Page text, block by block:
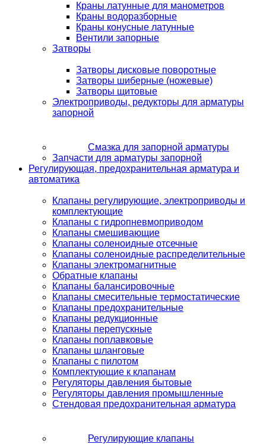
Краны латунные для манометров
Краны водоразборные
Краны конусные латунные
Вентили запорные
Затворы
Затворы дисковые поворотные
Затворы шиберные (ножевые)
Затворы щитовые
Электроприводы, редукторы для арматуры
запорной
Смазка для запорной арматуры
Запчасти для арматуры запорной
Регулирующая, предохранительная арматура и
автоматика
Клапаны регулирующие, электроприводы и
комплектующие
Клапаны с гидропневмоприводом
Клапаны смешивающие
Клапаны соленоидные отсечные
Клапаны соленоидные распределительные
Клапаны электромагнитные
Обратные клапаны
Клапаны балансировочные
Клапаны смесительные термостатические
Клапаны предохранительные
Клапаны редукционные
Клапаны перепускные
Клапаны поплавковые
Клапаны шланговые
Клапаны с пилотом
Комплектующие к клапанам
Регуляторы давления бытовые
Регуляторы давления промышленные
Стендовая предохранительная арматура
Регулирующие клапаны